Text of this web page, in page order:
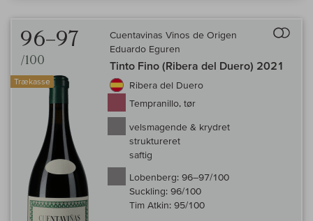
96–97
/100
Trækasse
Cuentavinas Vinos de Origen
Eduardo Eguren
Tinto Fino (Ribera del Duero) 2021
Ribera del Duero
Tempranillo, tør
velsmagende & krydret
struktureret
saftig
Lobenberg: 96–97/100
Suckling: 96/100
Tim Atkin: 95/100